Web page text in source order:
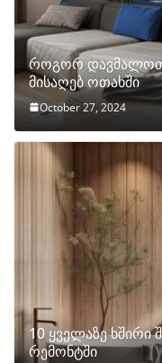
როგორ დავმალოთ
მისაღებ ოთახში
October 27, 2024
10 ყველაზე
რემონტში